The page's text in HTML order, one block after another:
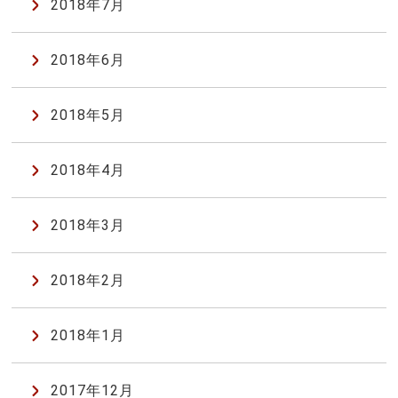
2018年7月
2018年6月
2018年5月
2018年4月
2018年3月
2018年2月
2018年1月
2017年12月